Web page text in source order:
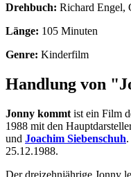
Drehbuch: Richard Engel,
Länge: 105 Minuten
Genre: Kinderfilm
Handlung von
Jonny kommt ist ein Film
1988 mit den
und Joachim Siebenschuh
25.12.1988.
Der dreizehnjährige Jonny